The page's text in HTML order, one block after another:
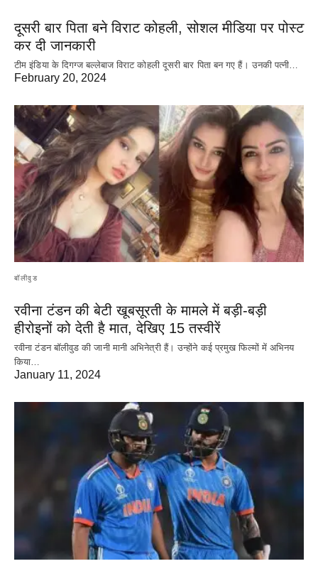
दूसरी बार‌ पिता बने विराट कोहली, सोशल मीडिया पर पोस्ट
कर दी‌ जानकारी
टीम इंडिया के दिगग्ज बल्लेबाज विराट कोहली दूसरी बार पिता बन गए हैं। उनकी पत्नी…
February 20, 2024
बॉलीवुड
रवीना टंडन की बेटी खूबसूरती के मामले में बड़ी-बड़ी
हीरोइनों को देती है मात, देखिए 15 तस्वीरें
रवीना टंडन बॉलीवुड की जानी मानी अभिनेत्री हैं। उन्होंने कई प्रमुख फिल्मों में अभिनय
किया…
January 11, 2024